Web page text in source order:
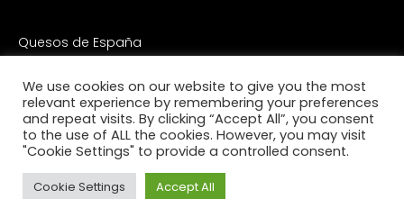
Quesos de España
Blog del Queso
ElQueso.es todo sobre el queso en el mundo
legal|Política de cookies|Política de privacidad
We use cookies on our website to give you the most
relevant experience by remembering your preferences
and repeat visits. By clicking “Accept All”, you consent
to the use of ALL the cookies. However, you may visit
"Cookie Settings" to provide a controlled consent.
Cookie Settings Accept All